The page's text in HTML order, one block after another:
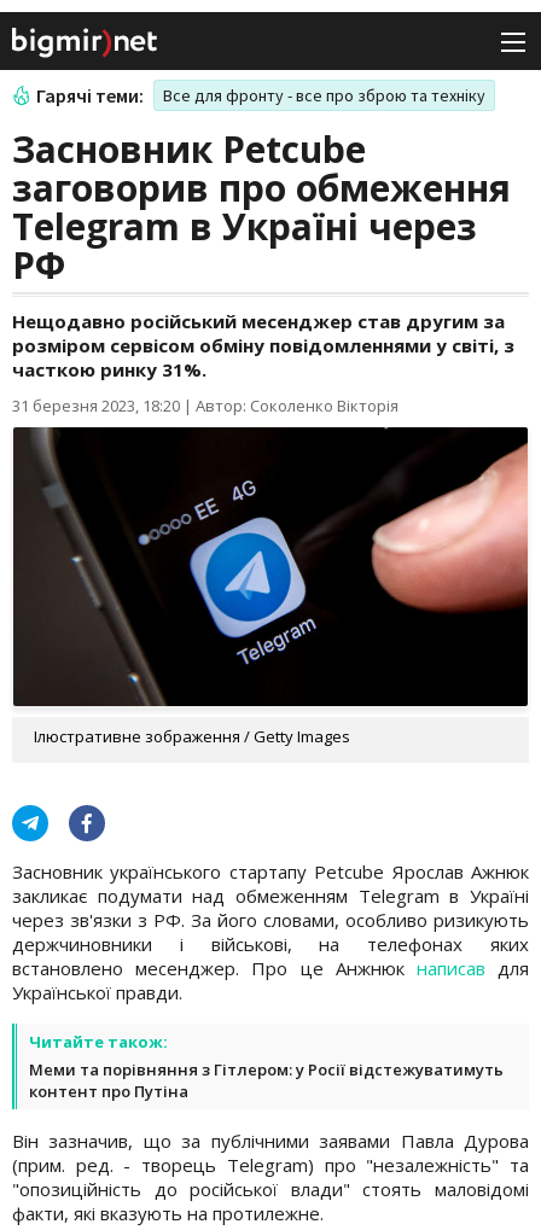
Гарячі теми: Все для фронту - все про зброю та техніку
Засновник Petcube
заговорив про обмеження
Telegram в Україні через
РФ
Нещодавно російський месенджер став другим за
розміром сервісом обміну повідомленнями у світі, з
часткою ринку 31%.
31 березня 2023, 18:20 | Автор: Соколенко Вікторія
Ілюстративне зображення / Getty Images
Засновник українського стартапу Petcube Ярослав Ажнюк
закликає подумати над обмеженням Telegram в Україні
через зв'язки з РФ. За його словами, особливо ризикують
держчиновники і військові, на телефонах яких
встановлено месенджер. Про це Анжнюк написав для
Української правди.
Читайте також:
Меми та порівняння з Гітлером: у Росії відстежуватимуть
контент про Путіна
Він зазначив, що за публічними заявами Павла Дурова
(прим. ред. - творець Telegram) про "незалежність" та
"опозиційність до російської влади" стоять маловідомі
факти, які вказують на протилежне.